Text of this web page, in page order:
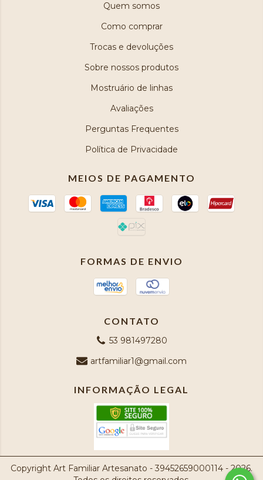
Quem somos
Como comprar
Trocas e devoluções
Sobre nossos produtos
Mostruário de linhas
Avaliações
Perguntas Frequentes
Política de Privacidade
MEIOS DE PAGAMENTO
FORMAS DE ENVIO
CONTATO
53 981497280
artfamiliar1@gmail.com
INFORMAÇÃO LEGAL
Copyright Art Familiar Artesanato - 39452659000114 - 2026.